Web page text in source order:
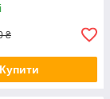
₴
Купити